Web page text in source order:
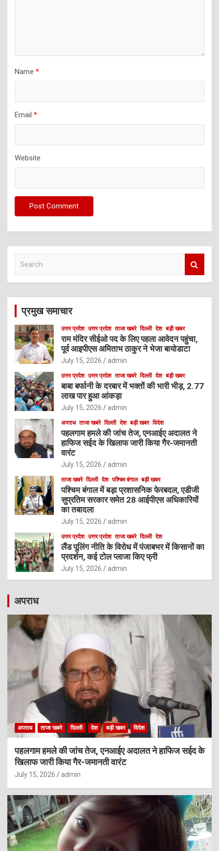
Name *
Email *
Website
c
प्रमुख समाचार
उत्तर प्रदेश उत्तर प्रदेश ताजा खबरे दिल्ली देश बड़ी खबर
राम मंदिर सीईओ पद के लिए पहला आवेदन पहुंचा,
पूर्व आइपीएस अमिताभ ठाकुर ने भेजा बायोडाटा
July 15, 2026 admin
उत्तर प्रदेश उत्तर प्रदेश ताजा खबरे दिल्ली देश बड़ी खबर
बाबा बर्फानी के दरबार में भक्तों की भारी भीड़, 2.77
लाख पार हुआ आंकड़ा
July 15, 2026 admin
अपराध ताजा खबरे दिल्ली देश बड़ी खबर विदेश
पहलगाम हमले की जांच तेज, एनआईए अदालत ने
हाफिज सईद के खिलाफ जारी किया गैर-जमानती
वारंट
July 15, 2026 admin
ताजा खबरे दिल्ली देश पश्चिम बंगाल बड़ी खबर
पश्चिम बंगाल में बड़ा प्रशासनिक फेरबदल, एडीजी
सुप्रतिम सरकार समेत 28 आईपीएस अधिकारियों
का तबादला
July 15, 2026 admin
उत्तर प्रदेश उत्तर प्रदेश ताजा खबरे दिल्ली देश
लैंड पूलिंग नीति के विरोध में पंजाबभर में किसानों का
प्रदर्शन, कई टोल प्लाजा किए फ्री
July 15, 2026 admin
अपराध
अपराध ताजा खबरे दिल्ली देश बड़ी खबर विदेश
पहलगाम हमले की जांच तेज, एनआईए अदालत ने हाफिज सईद के
खिलाफ जारी किया गैर-जमानती वारंट
July 15, 2026 admin